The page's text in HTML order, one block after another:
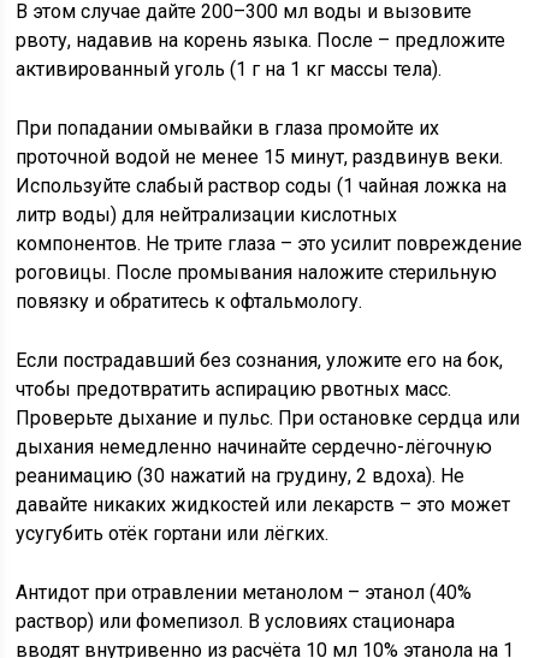
В этом случае дайте 200–300 мл воды и вызовите
рвоту, надавив на корень языка. После – предложите
активированный уголь (1 г на 1 кг массы тела).
При попадании омывайки в глаза промойте их
проточной водой не менее 15 минут, раздвинув веки.
Используйте слабый раствор соды (1 чайная ложка на
литр воды) для нейтрализации кислотных
компонентов. Не трите глаза – это усилит повреждение
роговицы. После промывания наложите стерильную
повязку и обратитесь к офтальмологу.
Если пострадавший без сознания, уложите его на бок,
чтобы предотвратить аспирацию рвотных масс.
Проверьте дыхание и пульс. При остановке сердца или
дыхания немедленно начинайте сердечно-лёгочную
реанимацию (30 нажатий на грудину, 2 вдоха). Не
давайте никаких жидкостей или лекарств – это может
усугубить отёк гортани или лёгких.
Антидот при отравлении метанолом – этанол (40%
раствор) или фомепизол. В условиях стационара
вводят внутривенно из расчёта 10 мл 10% этанола на 1